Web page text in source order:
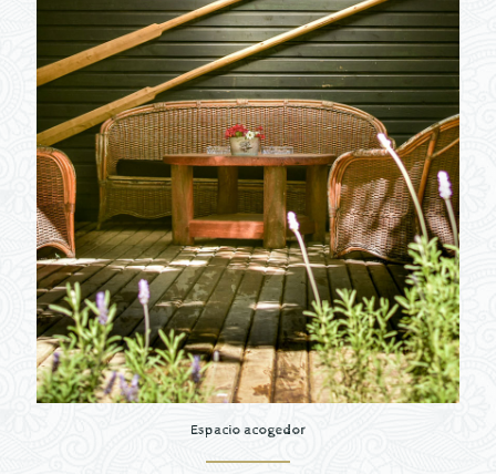
Espacio acogedor